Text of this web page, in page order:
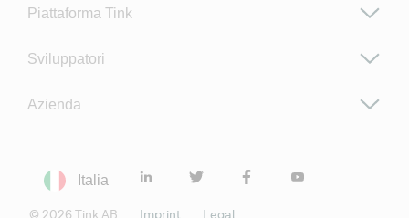
Piattaforma Tink
Sviluppatori
Azienda
Italia
© 2026 Tink AB Imprint Legal